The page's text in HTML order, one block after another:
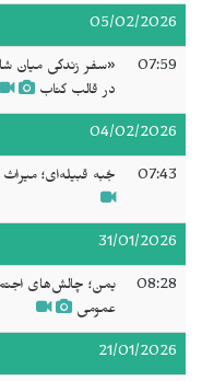
05/02/2026
07:59
«سفر زندگی میان
در قالب کتاب
04/02/2026
07:43 جُبه قبیله‌ای؛ میراث
31/01/2026
08:28
یمن؛ چالش‌های
عمومی
21/01/2026